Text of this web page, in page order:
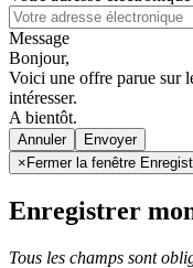
Message
Bonjour,
Voici une offre parue sur
intéresser.
A bientôt.
Annuler
× Fermer la fenêtre
Enregistrer
Tous les champs sont